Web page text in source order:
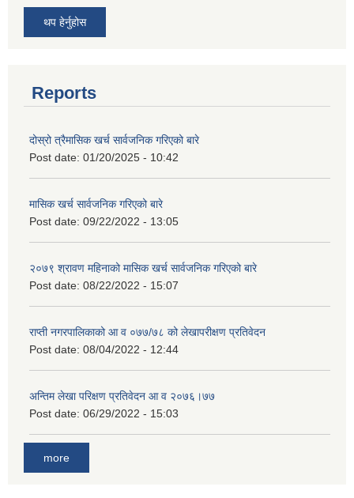
थप हेर्नुहोस
Reports
दोस्रो त्रैमासिक खर्च सार्वजनिक गरिएको बारे
Post date: 01/20/2025 - 10:42
मासिक खर्च सार्वजनिक गरिएको बारे
Post date: 09/22/2022 - 13:05
२०७९ श्रावण महिनाको मासिक खर्च सार्वजनिक गरिएको बारे
Post date: 08/22/2022 - 15:07
राप्ती नगरपालिकाको आ व ०७७/७८ को लेखापरीक्षण प्रतिवेदन
Post date: 08/04/2022 - 12:44
अन्तिम लेखा परिक्षण प्रतिवेदन आ व २०७६।७७
Post date: 06/29/2022 - 15:03
more